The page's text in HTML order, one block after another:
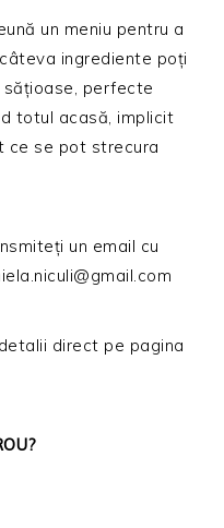
un meniu pentru a
ingrediente poți
perfecte
totul acasă, implicit
ce se pot strecura
un email cu
direct pe pagina